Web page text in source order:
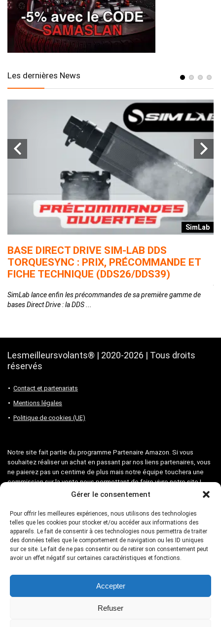
Gérer le consentement
Pour offrir les meilleures expériences, nous utilisons des technologies
telles que les cookies pour stocker et/ou accéder aux informations des
appareils. Le fait de consentir à ces technologies nous permettra de traiter
des données telles que le comportement de navigation ou les ID uniques
sur ce site. Le fait de ne pas consentir ou de retirer son consentement peut
avoir un effet négatif sur certaines caractéristiques et fonctions.
Accepter
Refuser
Les dernières News
SimLab
BASE DIRECT DRIVE SIM-LAB DDS
TORQUESYNC : PRIX, PRÉCOMMANDE ET
FICHE TECHNIQUE (DDS26/DDS39)
SimLab lance enfin les précommandes de sa première gamme de
bases Direct Drive : la DDS ...
Lesmeilleursvolants® | 2020-2026 | Tous droits
réservés
Contact et partenariats
Mentions légales
Politique de cookies (UE)
Notre site fait partie du programme Partenaire Amazon. Si vous
souhaitez réaliser un achat en passant par nos liens partenaires, vous
ne paierez pas un centime de plus mais notre équipe touchera une
commission sur la vente nous permettant de faire vivre notre site !
Droits d’auteur
Le contenu de ce site est protégé par le droit d’auteur et enregistré